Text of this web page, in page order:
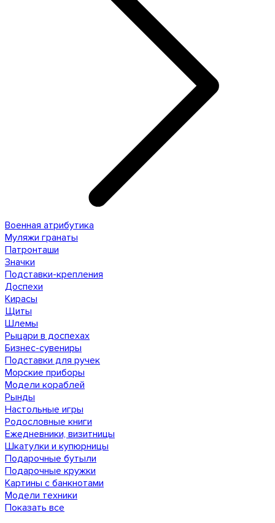
Военная атрибутика
Муляжи гранаты
Патронташи
Значки
Подставки-крепления
Доспехи
Кирасы
Щиты
Шлемы
Рыцари в доспехах
Бизнес-сувениры
Подставки для ручек
Морские приборы
Модели кораблей
Рынды
Настольные игры
Родословные книги
Ежедневники, визитницы
Шкатулки и купюрницы
Подарочные бутыли
Подарочные кружки
Картины с банкнотами
Модели техники
Показать все